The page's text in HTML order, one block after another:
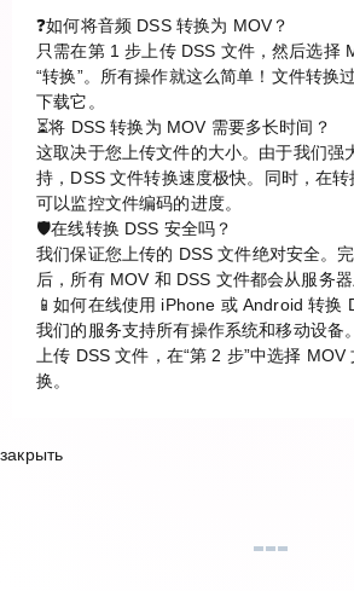
❓如何将音频 DSS 转换为 MOV？
只需在第 1 步上传 DSS 文件，然后选择
“转换”。所有操作就这么简单！文件转换
下载它。
⏳将 DSS 转换为 MOV 需要多长时间？
这取决于您上传文件的大小。由于我们强
持，DSS 文件转换速度极快。同时，在
可以监控文件编码的进度。
🛡️在线转换 DSS 安全吗？
我们保证您上传的 DSS 文件绝对安全。
后，所有 MOV 和 DSS 文件都会从服务器
📱如何在线使用 iPhone 或 Android 转换
我们的服务支持所有操作系统和移动设备
上传 DSS 文件，在“第 2 步”中选择
换。
закрыть